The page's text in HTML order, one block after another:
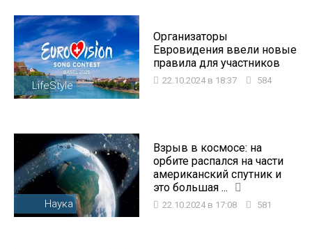
LifeStyle
Организаторы
Евровидения ввели новые
правила для участников
22.10.2024 в 18:37 584
Наука
Взрыв в космосе: на
орбите распался на части
американский спутник и
это большая ...
22.10.2024 в 17:08 581